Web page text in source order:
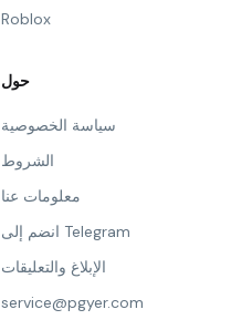
Roblox
حول
سياسة الخصوصية
الشروط
معلومات عنا
انضم إلى Telegram
الإبلاغ والتعليقات
service@pgyer.com